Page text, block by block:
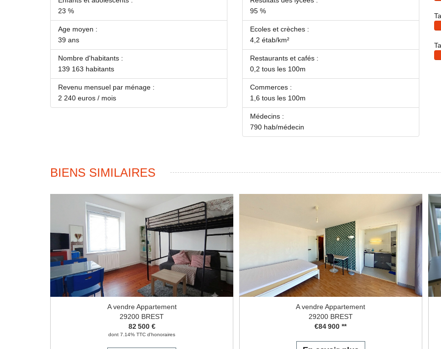
23 %
Age moyen :
39 ans
Nombre d'habitants :
139 163 habitants
Revenu mensuel par ménage :
2 240 euros / mois
95 %
Ecoles et crèches :
4,2 étab/km²
Restaurants et cafés :
0,2 tous les 100m
Commerces :
1,6 tous les 100m
Médecins :
790 hab/médecin
BIENS SIMILAIRES
A vendre Appartement
29200 BREST
82 500 €
dont 7.14% TTC d'honoraires
A vendre Appartement
29200 BREST
€84 900 **